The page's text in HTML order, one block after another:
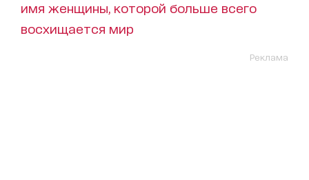
имя женщины, которой больше всего
восхищается мир
Реклама